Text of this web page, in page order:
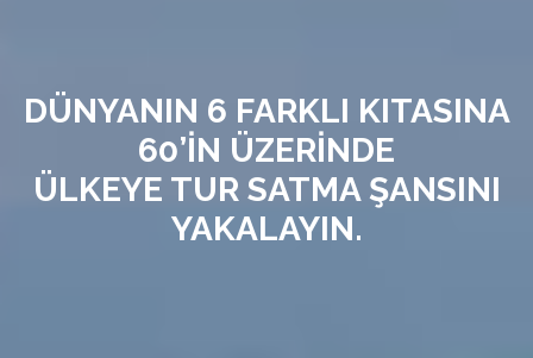
DÜNYANIN 6 FARKLI KITASINA
60’İN ÜZERİNDE
ÜLKEYE TUR SATMA ŞANSINI
YAKALAYIN.